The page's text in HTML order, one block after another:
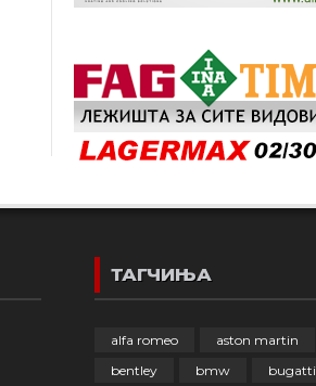
ТАГЧИЊА
alfa romeo aston martin
bentley
bmw
bugatti